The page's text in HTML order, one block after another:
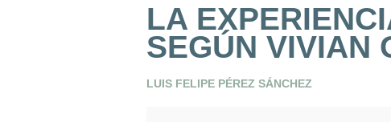
LA
SEGÚN VIVIAN
LUIS FELIPE PÉREZ SÁNCHEZ